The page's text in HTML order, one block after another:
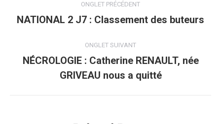
de
commentaire
ONGLET PRÉCÉDENT
Onglet
NATIONAL 2 J7 : Classement des buteurs
ONGLET SUIVANT
Onglet
suivant
NÉCROLOGIE : Catherine RENAULT, née
GRIVEAU nous a quitté